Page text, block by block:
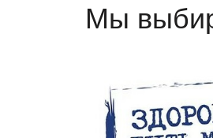
Мы